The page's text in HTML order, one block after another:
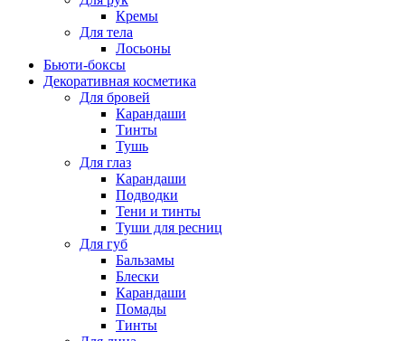
Кремы
Для тела
Лосьоны
Бьюти-боксы
Декоративная косметика
Для бровей
Карандаши
Тинты
Тушь
Для глаз
Карандаши
Подводки
Тени и тинты
Туши для ресниц
Для губ
Бальзамы
Блески
Карандаши
Помады
Тинты